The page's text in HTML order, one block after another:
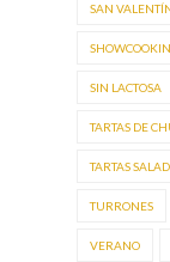
SAN
SIN LACTOSA
TARTAS DE
TARTAS
TURRONES
VERANO